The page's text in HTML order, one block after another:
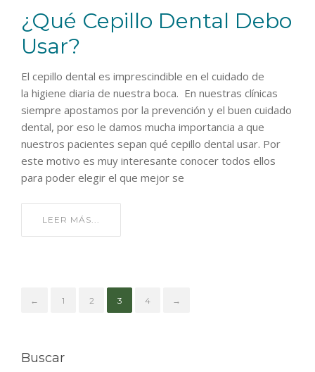
¿Qué Cepillo Dental Debo
Usar?
El cepillo dental es imprescindible en el cuidado de
la higiene diaria de nuestra boca. En nuestras clínicas
siempre apostamos por la prevención y el buen cuidado
dental, por eso le damos mucha importancia a que
nuestros pacientes sepan qué cepillo dental usar. Por
este motivo es muy interesante conocer todos ellos
para poder elegir el que mejor se
LEER MÁS...
← 1 2 3 4 →
Buscar